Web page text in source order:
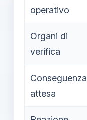
operativo
Organi di
verifica
Conseguenza
attesa